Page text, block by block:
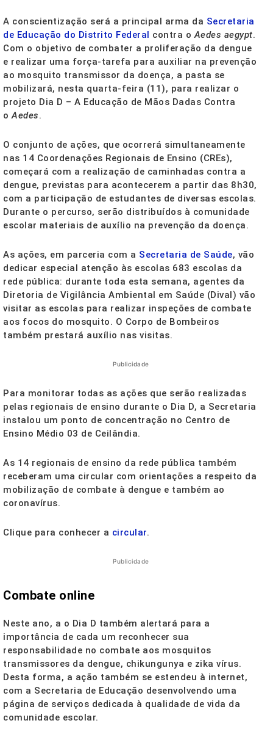
A conscientização será a principal arma da Secretaria
de Educação do Distrito Federal contra oAedes aegypt.
Com o objetivo de combater a proliferação da dengue
e realizar uma força-tarefa para auxiliar na prevenção
ao mosquito transmissor da doença, a pasta se
mobilizará, nesta quarta-feira (11), para realizar o
projeto Dia D – A Educação de Mãos Dadas Contra
oAedes.
O conjunto de ações, que ocorrerá simultaneamente
nas 14 Coordenações Regionais de Ensino (CREs),
começará com a realização de caminhadas contra a
dengue, previstas para acontecerem a partir das 8h30,
com a participação de estudantes de diversas escolas.
Durante o percurso, serão distribuídos à comunidade
escolar materiais de auxílio na prevenção da doença.
As ações, em parceria com a Secretaria de Saúde, vão
dedicar especial atenção às escolas 683 escolas da
rede pública: durante toda esta semana, agentes da
Diretoria de Vigilância Ambiental em Saúde (Dival) vão
visitar as escolas para realizar inspeções de combate
aos focos do mosquito. O Corpo de Bombeiros
também prestará auxílio nas visitas.
Publicidade
Para monitorar todas as ações que serão realizadas
pelas regionais de ensino durante o Dia D, a Secretaria
instalou um ponto de concentração no Centro de
Ensino Médio 03 de Ceilândia.
As 14 regionais de ensino da rede pública também
receberam uma circular com orientações a respeito da
mobilização de combate à dengue e também ao
coronavírus.
Clique para conhecer a circular.
Publicidade
Combate online
Neste ano, a o Dia D também alertará para a
importância de cada um reconhecer sua
responsabilidade no combate aos mosquitos
transmissores da dengue, chikungunya e zika vírus.
Desta forma, a ação também se estendeu à internet,
com a Secretaria de Educação desenvolvendo uma
página de serviços dedicada à qualidade de vida da
comunidade escolar.